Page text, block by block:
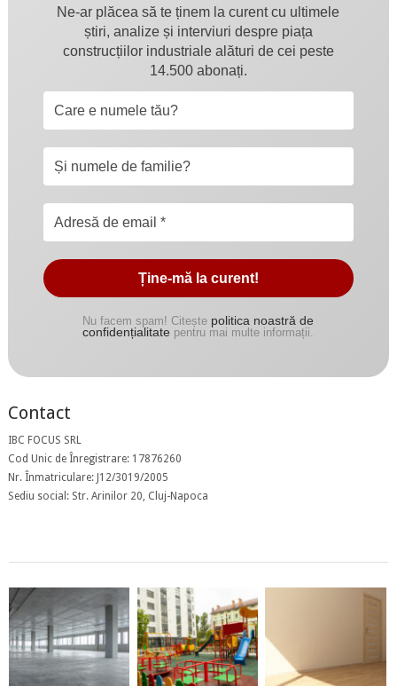
Ne-ar plăcea să te ținem la curent cu ultimele
știri, analize și interviuri despre piața
construcțiilor industriale alături de cei peste
14.500 abonați.
Nu facem spam! Citește politica noastră de
confidențialitate pentru mai multe informații.
Contact
IBC FOCUS SRL
Cod Unic de Înregistrare: 17876260
Nr. Înmatriculare: J12/3019/2005
Sediu social: Str. Arinilor 20, Cluj-Napoca